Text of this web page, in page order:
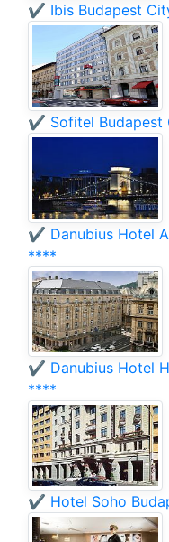
✔️ Ibis Budapest
✔️ Sofitel Budapest
✔️ Danubius Hotel
****
✔️ Danubius Hotel
****
✔️ Hotel Soho